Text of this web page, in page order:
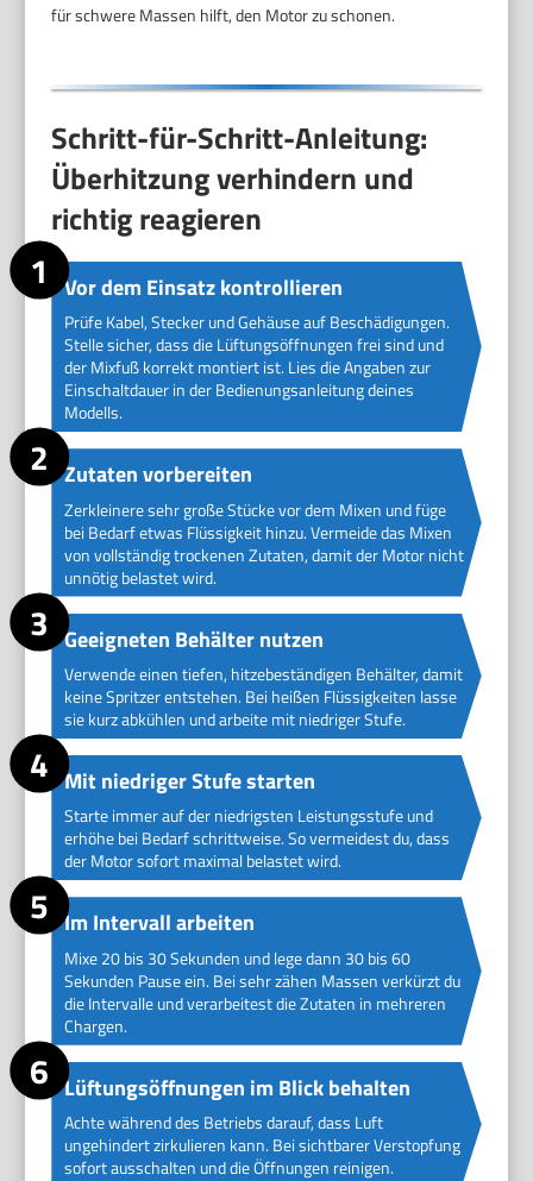
für schwere Massen hilft, den Motor zu schonen.
Schritt-für-Schritt-Anleitung:
Überhitzung verhindern und
richtig reagieren
Vor dem Einsatz kontrollieren
Prüfe Kabel, Stecker und Gehäuse auf Beschädigungen.
Stelle sicher, dass die Lüftungsöffnungen frei sind und
der Mixfuß korrekt montiert ist. Lies die Angaben zur
Einschaltdauer in der Bedienungsanleitung deines
Modells.
Zutaten vorbereiten
Zerkleinere sehr große Stücke vor dem Mixen und füge
bei Bedarf etwas Flüssigkeit hinzu. Vermeide das Mixen
von vollständig trockenen Zutaten, damit der Motor nicht
unnötig belastet wird.
Geeigneten Behälter nutzen
Verwende einen tiefen, hitzebeständigen Behälter, damit
keine Spritzer entstehen. Bei heißen Flüssigkeiten lasse
sie kurz abkühlen und arbeite mit niedriger Stufe.
Mit niedriger Stufe starten
Starte immer auf der niedrigsten Leistungsstufe und
erhöhe bei Bedarf schrittweise. So vermeidest du, dass
der Motor sofort maximal belastet wird.
Im Intervall arbeiten
Mixe 20 bis 30 Sekunden und lege dann 30 bis 60
Sekunden Pause ein. Bei sehr zähen Massen verkürzt du
die Intervalle und verarbeitest die Zutaten in mehreren
Chargen.
Lüftungsöffnungen im Blick behalten
Achte während des Betriebs darauf, dass Luft
ungehindert zirkulieren kann. Bei sichtbarer Verstopfung
sofort ausschalten und die Öffnungen reinigen.